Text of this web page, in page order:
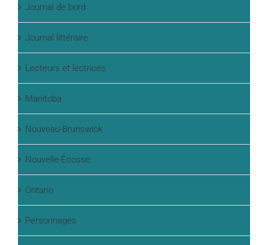
Journal de bord
Journal littéraire
Lecteurs et lectrices
Manitoba
Nouveau-Brunswick
Nouvelle-Écosse
Ontario
Personnages